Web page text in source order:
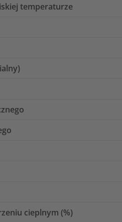
temperaturze
cieplnym (%)